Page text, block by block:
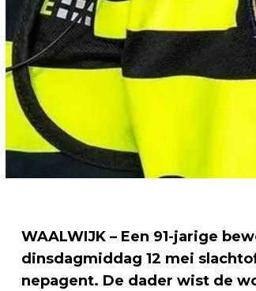
WAALWIJK – Een 91-jarige
dinsdagmiddag 12 mei
nepagent. De dader wist de